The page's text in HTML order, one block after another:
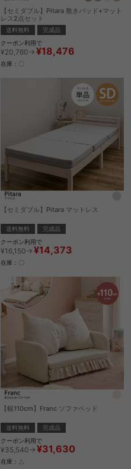
【セミダブル】Pitara 敷きパッド+マット
レス2点セット
送料無料
完成品
クーポン利用で
¥20,760→ ¥18,476
在庫：〇
【セミダブル】Pitara マットレス
送料無料
完成品
クーポン利用で
¥16,150→ ¥14,373
在庫：〇
【幅110cm】Franc ソファベッド
送料無料
完成品
クーポン利用で
¥35,540→ ¥31,630
在庫：△